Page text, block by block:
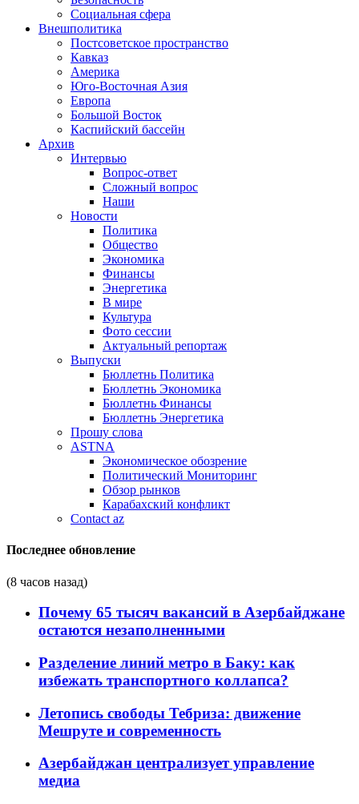
Социальная сфера
Внешполитика
Постсоветское пространство
Кавказ
Америка
Юго-Восточная Азия
Европа
Большой Восток
Каспийский бассейн
Архив
Интервью
Вопрос-ответ
Сложный вопрос
Наши
Новости
Политика
Общество
Экономика
Финансы
Энергетика
В мире
Культура
Фото сессии
Актуальный репортаж
Выпуски
Бюллетнь Политика
Бюллетнь Экономика
Бюллетнь Финансы
Бюллетнь Энергетика
Прошу слова
ASTNA
Экономическое обозрение
Политический Мониторинг
Обзор рынков
Карабахский конфликт
Contact az
Последнее обновление
(8 часов назад)
Почему 65 тысяч вакансий в Азербайджане
остаются незаполненными
Разделение линий метро в Баку: как
избежать транспортного коллапса?
Летопись свободы Тебриза: движение
Мешруте и современность
Азербайджан централизует управление
медиа